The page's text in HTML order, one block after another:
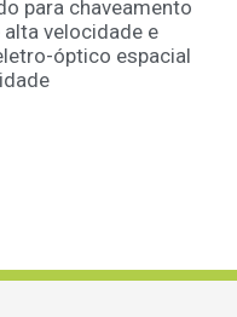
para chaveamento
velocidade e
óptico espacial